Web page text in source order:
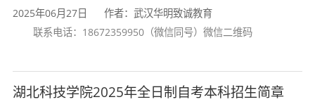
2025年06月27日
作者：武汉华明致诚教育
联系电话：18672359950（微信同号）微信二维码
湖北科技学院2025年全日制自考本科招生简章